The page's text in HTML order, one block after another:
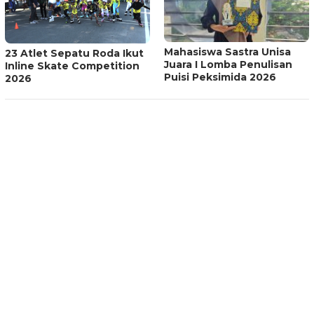
23 Atlet Sepatu Roda Ikut
Inline Skate Competition
2026
Mahasiswa Sastra Unisa
Juara I Lomba Penulisan
Puisi Peksimida 2026